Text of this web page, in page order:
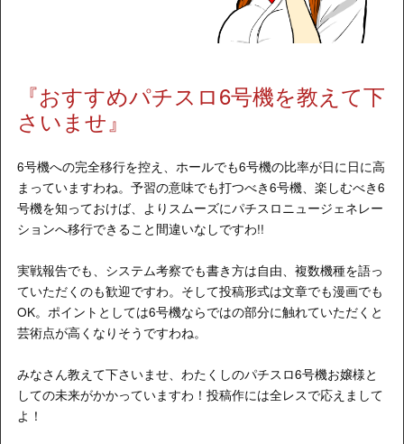
『おすすめパチスロ6号機を教えて下
さいませ』
6号機への完全移行を控え、ホールでも6号機の比率が日に日に高
まっていますわね。予習の意味でも打つべき6号機、楽しむべき6
号機を知っておけば、よりスムーズにパチスロニュージェネレー
ションへ移行できること間違いなしですわ!!
実戦報告でも、システム考察でも書き方は自由、複数機種を語っ
ていただくのも歓迎ですわ。そして投稿形式は文章でも漫画でも
OK。ポイントとしては6号機ならではの部分に触れていただくと
芸術点が高くなりそうですわね。
みなさん教えて下さいませ、わたくしのパチスロ6号機お嬢様と
しての未来がかかっていますわ！投稿作には全レスで応えまして
よ！